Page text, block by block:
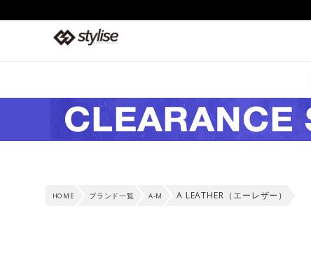
HOME ブランド一覧 A-M A LEATHER（エーレザー）